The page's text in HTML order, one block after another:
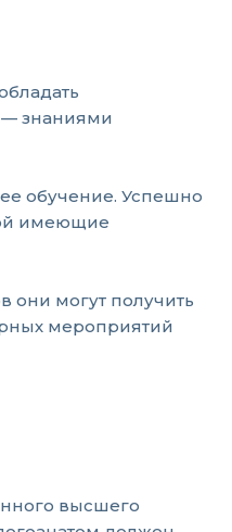
— знаниями
обучение. Успешно
имеющие
могут получить
мероприятий
высшего